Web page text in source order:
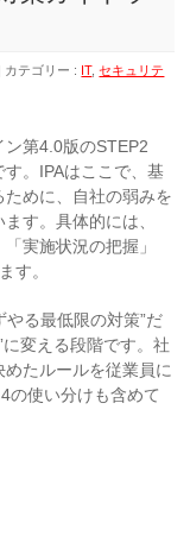
カテゴリー : IT,セキュリテ
第4.0版のSTEP2
。IPAはここで、基
めに、自社の弱みを
す。具体的には、
実施状況の把握」
す。
る最低限の対策”だ
変える段階です。社
たルールを従業員に
の使い分けも含めて